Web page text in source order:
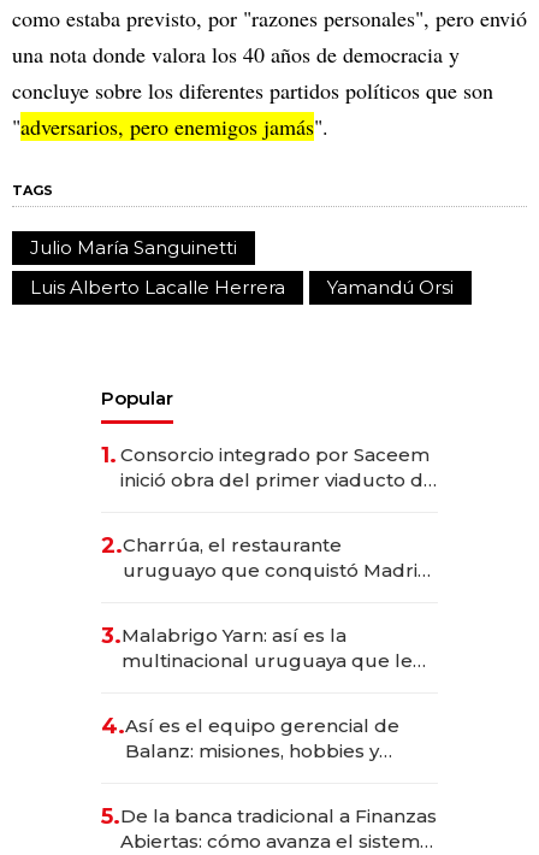
como estaba previsto, por "razones personales", pero envió
una nota donde valora los 40 años de democracia y
concluye sobre los diferentes partidos políticos que son
"adversarios, pero enemigos jamás".
TAGS
Julio María Sanguinetti
Luis Alberto Lacalle Herrera
Yamandú Orsi
Popular
1. Consorcio integrado por Saceem
inició obra del primer viaducto de
millones
2.Charrúa, el restaurante
uruguayo que conquistó Madrid:
anticipación y prepara apertura
3.Malabrigo Yarn: así es la
multinacional uruguaya que le
4.Así es el equipo gerencial de
Balanz: misiones, hobbies y
5.De la banca tradicional a Finanzas
Abiertas: cómo avanza el sistema